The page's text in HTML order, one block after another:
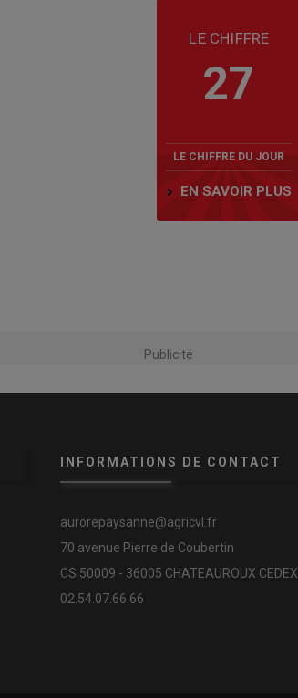
LE CHIFFRE
27
LE CHIFFRE DU JOUR
EN SAVOIR PLUS
Publicité
INFORMATIONS DE CONTACT
aurorepaysanne@agricvl.fr
70 avenue Pierre de Coubertin
CS 50009 - 36005 CHATEAUROUX CEDEX
02.54.07.66.66